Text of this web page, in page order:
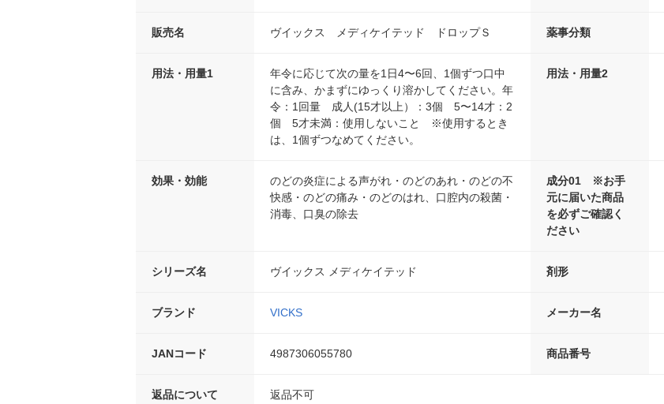
販売名 ヴイックス メディケイテッド ドロップＳ 薬事分類
用法・用量1
年令に応じて次の量を1日4〜6回、1個ずつ口中
に含み、かまずにゆっくり溶かしてください。年
令：1回量 成人(15才以上）：3個 5〜14才：2
個 5才未満：使用しないこと ※使用するとき
は、1個ずつなめてください。
用法・用量2
効果・効能
のどの炎症による声がれ・のどのあれ・のどの不
快感・のどの痛み・のどのはれ、口腔内の殺菌・
消毒、口臭の除去
成分01 ※お手
元に届いた商品
を必ずご確認く
ださい
シリーズ名 ヴイックス メディケイテッド 剤形
ブランド VICKS メーカー名
JANコード 4987306055780 商品番号
返品について
返品不可